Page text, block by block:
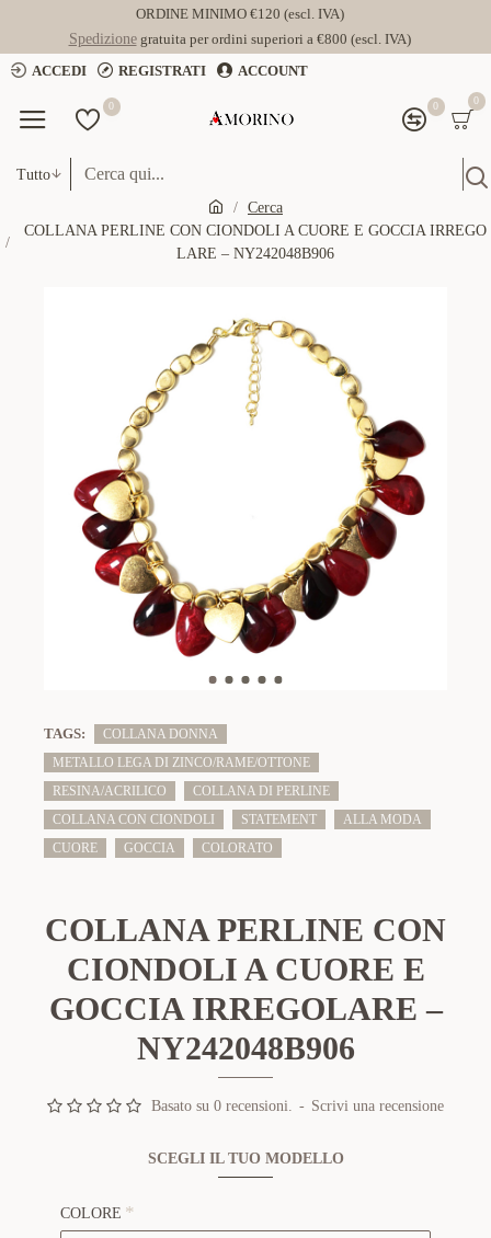
ORDINE MINIMO €120 (escl. IVA)
Spedizionegratuita per ordini superiori a €800 (escl. IVA)
ACCEDI
REGISTRATI ACCOUNT
0 0 0
Tutto
Cerca
COLLANA PERLINE CON CIONDOLI A CUORE E GOCCIA IRREGO
LARE – NY242048B906
TAGS:
COLLANA DONNA
METALLO LEGA DI ZINCO/RAME/OTTONE
RESINA/ACRILICO
COLLANA DI PERLINE
COLLANA CON CIONDOLI
STATEMENT
ALLA MODA
CUORE
GOCCIA COLORATO
COLLANA PERLINE CON
CIONDOLI A CUORE E
GOCCIA IRREGOLARE –
NY242048B906
Basato su 0 recensioni. - Scrivi una recensione
SCEGLI IL TUO MODELLO
COLORE